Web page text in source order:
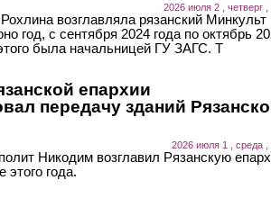
2026 июля 2 , четверг ,
возглавляла рязанский Минкульт
год, с сентября 2024 года по октябрь
была начальницей ГУ ЗАГС. Т
епархии
передачу зданий
2026 июля 1 , среда ,
Никодим возглавил Рязанскую
этого года.